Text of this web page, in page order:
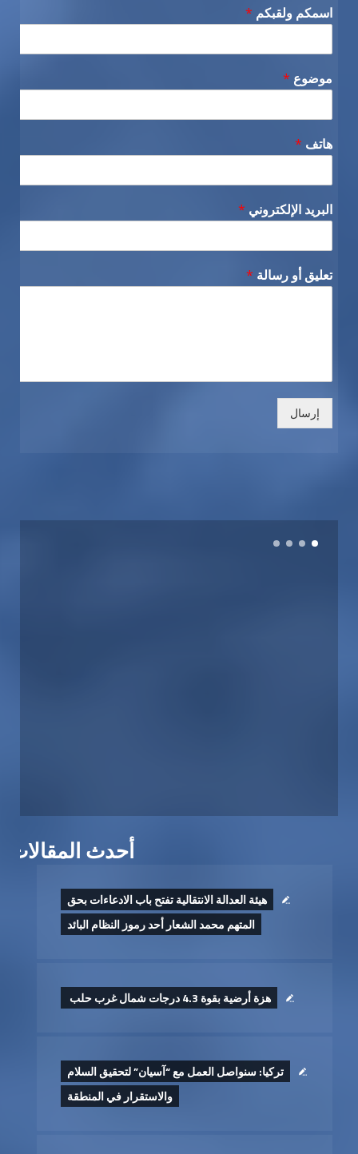
اسمكم ولقبكم *
موضوع *
هاتف *
البريد الإلكتروني *
تعليق أو رسالة *
إرسال
أحدث المقالات
هيئة العدالة الانتقالية تفتح باب الادعاءات بحق
المتهم محمد الشعار أحد رموز النظام البائد
هزة أرضية بقوة 4.3 درجات شمال غرب حلب ‏
تركيا: سنواصل العمل مع “آسيان” لتحقيق السلام
والاستقرار في المنطقة